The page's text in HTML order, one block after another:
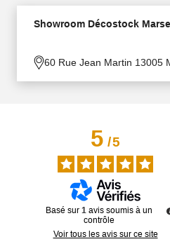
Showroom Décostock
60 Rue Jean Martin 13005
5/5
Basé sur 1 avis soumis à un
contrôle
Voir tous les avis sur ce site